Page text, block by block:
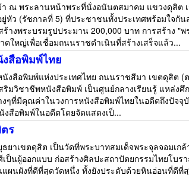
ณ พระลานหน้าพระที่นั่งอนันตสมาคม แขวงดุสิต
ยู่หัว (รัชกาลที่ 5) ที่ประชาชนทั้งประเทศพร้อมใจ
ร้างพระบรมรูปประมาน 200,000 บาท การสร้าง "
ใหญ่เพื่อเชื่อมถนนราชดำเนินที่สร้างเสร็จแล้ว...
สือพิมพ์ไทย
นังสือพิมพ์แห่งประเทศไทย ถนนราชสีมา เขตดุสิ
ริมวิชาชีพหนังสือพิมพ์ เป็นศูนย์กลางเรียนรู้ แหล่ง
ๆที่มีคุณค่าในวงการหนังสือพิมพ์ไทยในอดีตถึงปัจ
งสือพิมพ์ในอดีตโดยจัดแสดงเป็...
ร
ยาเขตดุสิต เป็นวัดที่พระบาทสมเด็จพระจุลจอมเก
ป็นผู้ออกแบบ ก่อสร้างศิลปะสถาปัตยกรรมไทยโบร
ผนผังที่ดีที่สุดวัดหนึ่ง ทั้งยังประดับด้วยหินอ่อนที่ดีที่